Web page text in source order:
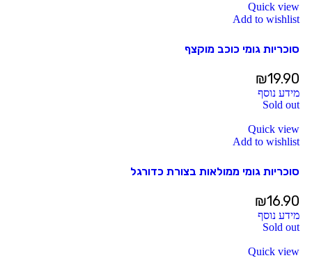
Quick view
Add to wishlist
סוכריות גומי כוכב מוקצף
₪19.90
מידע נוסף
Sold out
Quick view
Add to wishlist
סוכריות גומי ממולאות בצורת כדורגל
₪16.90
מידע נוסף
Sold out
Quick view